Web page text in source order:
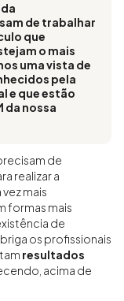
de trabalhar
que
o mais
uma vista de
pela
e que estão
da nossa
de
realizar a
mais
formas mais
de
os profissionais
resultados
acima de